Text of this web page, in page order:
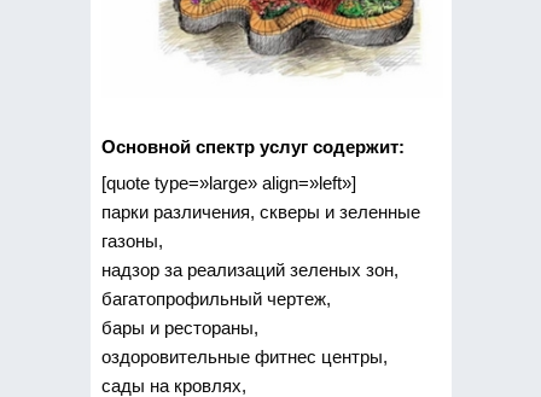
Основной спектр услуг содержит:
[quote type=»large» align=»left»]
парки различения, скверы и зеленные
газоны,
надзор за реализаций зеленых зон,
багатопрофильный чертеж,
бары и рестораны,
оздоровительные фитнес центры,
сады на кровлях,